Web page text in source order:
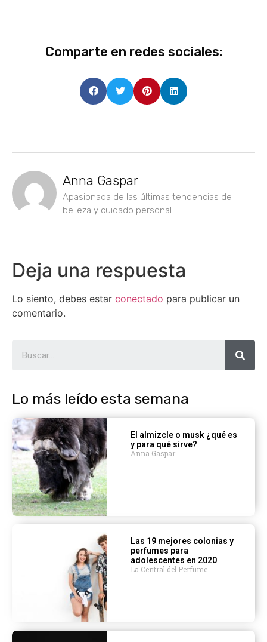
Comparte en redes sociales:
Anna Gaspar
Apasionada de las últimas tendencias de
belleza y cuidado personal.
Deja una respuesta
Lo siento, debes estar conectado para publicar un
comentario.
Lo más leído esta semana
El almizcle o musk ¿qué es
y para qué sirve?
Anna Gaspar
Las 19 mejores colonias y
perfumes para
adolescentes en 2020
La Central del Perfume